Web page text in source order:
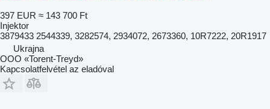
397 EUR ≈ 143 700 Ft
Injektor
3879433 2544339, 3282574, 2934072, 2673360, 10R7222, 20R1917
Ukrajna
OOO «Torent-Treyd»
Kapcsolatfelvétel az eladóval